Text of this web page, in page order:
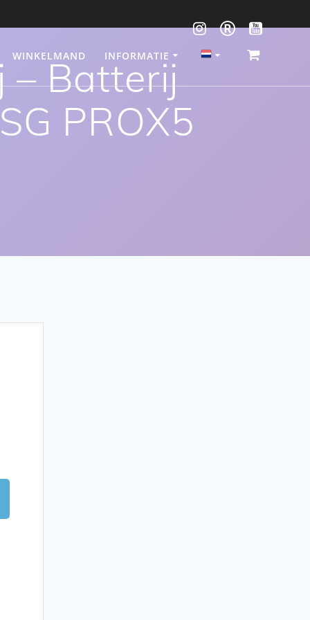
WINKELMAND INFORMATIE
– Batterij
PROX5